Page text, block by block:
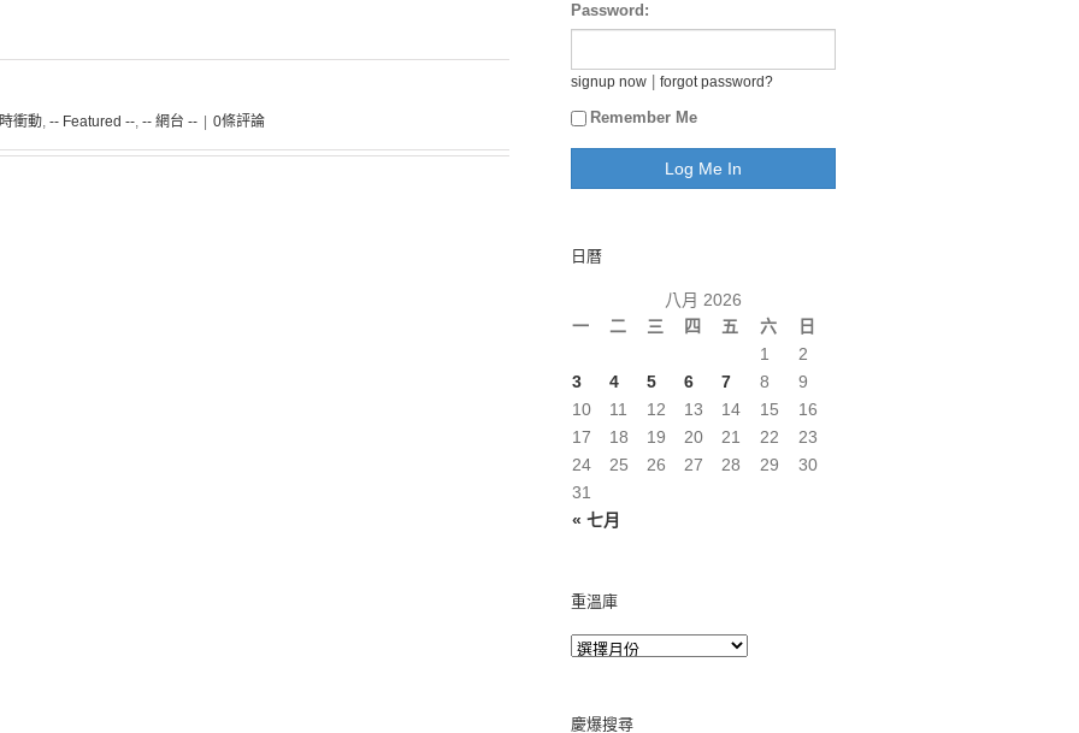
衝動, -- Featured --, -- 網台 -- 0條評論
Password:
signup now forgot password?
Remember Me
日曆
八月 2026
一
二 三 四 五 六 日
« 七月
1
2
3
4 5 6 7 8
9
10
11 12 13 14 15
16
17
18 19 20 21 22
23
24
25 26 27 28 29
30
31
重溫庫
慶爆搜尋